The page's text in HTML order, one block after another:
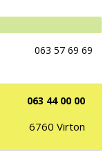
063 57 69 69
063 44 00 00
6760 Virton